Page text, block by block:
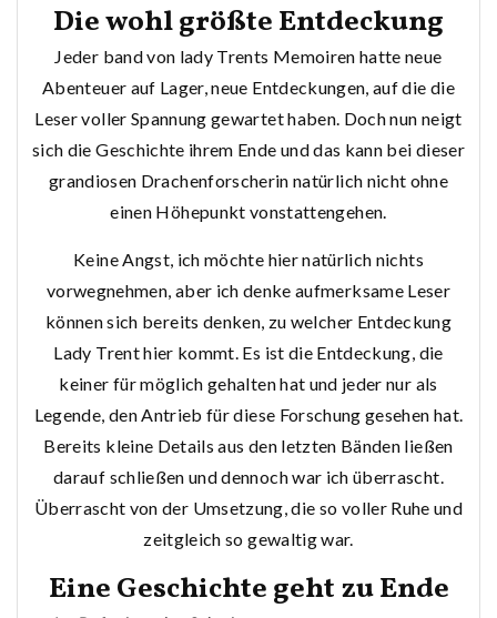
Die wohl größte Entdeckung
Jeder band von lady Trents Memoiren hatte neue
Abenteuer auf Lager, neue Entdeckungen, auf die die
Leser voller Spannung gewartet haben. Doch nun neigt
sich die Geschichte ihrem Ende und das kann bei dieser
grandiosen Drachenforscherin natürlich nicht ohne
einen Höhepunkt vonstattengehen.
Keine Angst, ich möchte hier natürlich nichts
vorwegnehmen, aber ich denke aufmerksame Leser
können sich bereits denken, zu welcher Entdeckung
Lady Trent hier kommt. Es ist die Entdeckung, die
keiner für möglich gehalten hat und jeder nur als
Legende, den Antrieb für diese Forschung gesehen hat.
Bereits kleine Details aus den letzten Bänden ließen
darauf schließen und dennoch war ich überrascht.
Überrascht von der Umsetzung, die so voller Ruhe und
zeitgleich so gewaltig war.
Eine Geschichte geht zu Ende